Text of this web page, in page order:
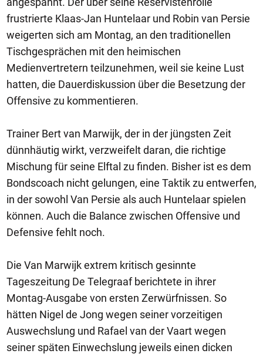
frustrierte Klaas-Jan Huntelaar und Robin van Persie
weigerten sich am Montag, an den traditionellen
Tischgesprächen mit den heimischen
Medienvertretern teilzunehmen, weil sie keine Lust
hatten, die Dauerdiskussion über die Besetzung der
Offensive zu kommentieren.
Trainer Bert van Marwijk, der in der jüngsten Zeit
dünnhäutig wirkt, verzweifelt daran, die richtige
Mischung für seine Elftal zu finden. Bisher ist es dem
Bondscoach nicht gelungen, eine Taktik zu entwerfen,
in der sowohl Van Persie als auch Huntelaar spielen
können. Auch die Balance zwischen Offensive und
Defensive fehlt noch.
Die Van Marwijk extrem kritisch gesinnte
Tageszeitung De Telegraaf berichtete in ihrer
Montag-Ausgabe von ersten Zerwürfnissen. So
hätten Nigel de Jong wegen seiner vorzeitigen
Auswechslung und Rafael van der Vaart wegen
seiner späten Einwechslung jeweils einen dicken